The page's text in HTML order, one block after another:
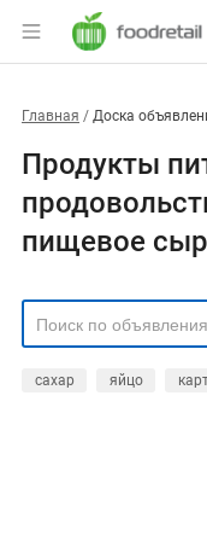
Главная Доска
Продукты
пищевое
сахар яйцо